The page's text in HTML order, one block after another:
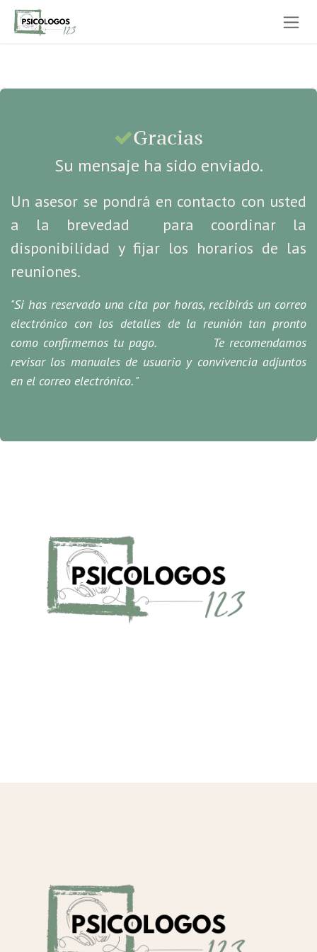
Ir al contenido
Gracias
Su mensaje ha sido enviado.
Un asesor se pondrá en contacto con usted
a la brevedad para coordinar la
disponibilidad y fijar los horarios de las
reuniones.
"Si has reservado una cita por horas, recibirás un correo
electrónico con los detalles de la reunión tan pronto
como confirmemos tu pago. Te recomendamos
revisar los manuales de usuario y convivencia adjuntos
en el correo electrónico. "